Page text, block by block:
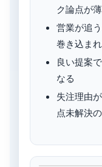
ク論点が
営業が追
巻き込ま
良い提案
なる
失注理由
点未解決